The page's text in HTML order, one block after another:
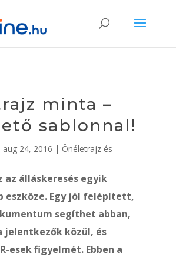
minta –
sablonnal!
aug 24, 2016 | Önéletrajz és
az álláskeresés egyik
eszköze. Egy jól felépített,
segíthet abban,
jelentkezők közül, és
esek figyelmét. Ebben a